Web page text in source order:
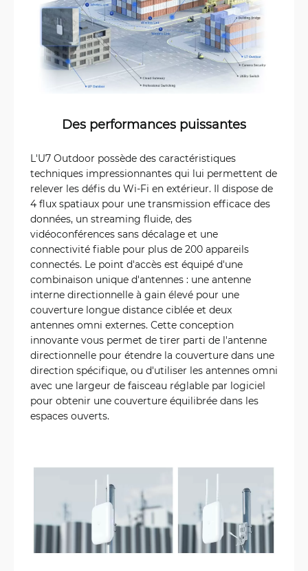
Des performances puissantes
L'U7 Outdoor possède des caractéristiques
techniques impressionnantes qui lui permettent de
relever les défis du Wi-Fi en extérieur. Il dispose de
4 flux spatiaux pour une transmission efficace des
données, un streaming fluide, des
vidéoconférences sans décalage et une
connectivité fiable pour plus de 200 appareils
connectés. Le point d'accès est équipé d'une
combinaison unique d'antennes : une antenne
interne directionnelle à gain élevé pour une
couverture longue distance ciblée et deux
antennes omni externes. Cette conception
innovante vous permet de tirer parti de l'antenne
directionnelle pour étendre la couverture dans une
direction spécifique, ou d'utiliser les antennes omni
avec une largeur de faisceau réglable par logiciel
pour obtenir une couverture équilibrée dans les
espaces ouverts.